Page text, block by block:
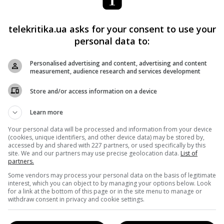
времени перед экраном устройства, играя в
и отправляя текстовые сообщения, были менее
времяпровождение (чтение книг, занятия спортом и
экрана делает людей несчастнее.
устройства чуть меньше часа в день. Но
вместе с увеличением времени у экрана, сообщают
ограниченное их использование, – сказала Твенге.
у экрана».
групп, но 1990-х годов, исследователи
с течением времени совпало с общим снижением
telekritika.ua asks for your consent to use your
personal data to:
Personalised advertising and content, advertising and content
measurement, audience research and services development
Store and/or access information on a device
Learn more
Your personal data will be processed and information from your device
(cookies, unique identifiers, and other device data) may be stored by,
accessed by and shared with 227 partners, or used specifically by this
site. We and our partners may use precise geolocation data. List of
partners.
Some vendors may process your personal data on the basis of legitimate
interest, which you can object to by managing your options below. Look
for a link at the bottom of this page or in the site menu to manage or
withdraw consent in privacy and cookie settings.